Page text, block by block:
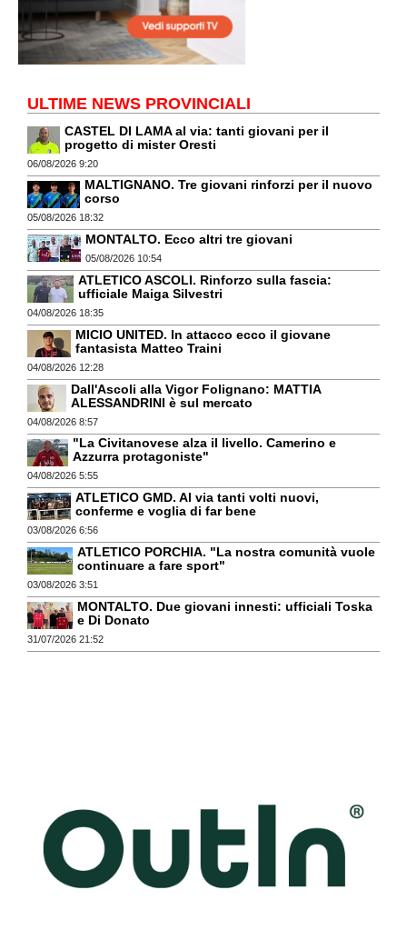
ULTIME NEWS PROVINCIALI
CASTEL DI LAMA al via: tanti giovani per il
progetto di mister Oresti
06/08/2026 9:20
MALTIGNANO. Tre giovani rinforzi per il nuovo
corso
05/08/2026 18:32
MONTALTO. Ecco altri tre giovani
05/08/2026 10:54
ATLETICO ASCOLI. Rinforzo sulla fascia:
ufficiale Maiga Silvestri
04/08/2026 18:35
MICIO UNITED. In attacco ecco il giovane
fantasista Matteo Traini
04/08/2026 12:28
Dall'Ascoli alla Vigor Folignano: MATTIA
ALESSANDRINI è sul mercato
04/08/2026 8:57
"La Civitanovese alza il livello. Camerino e
Azzurra protagoniste"
04/08/2026 5:55
ATLETICO GMD. Al via tanti volti nuovi,
conferme e voglia di far bene
03/08/2026 6:56
ATLETICO PORCHIA. "La nostra comunità vuole
continuare a fare sport"
03/08/2026 3:51
MONTALTO. Due giovani innesti: ufficiali Toska
e Di Donato
31/07/2026 21:52